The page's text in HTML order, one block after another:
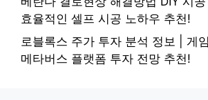
효율적인 셀프 시공 노하우 추천!
로블록스 주가 투자 분석 정보 | 게
메타버스 플랫폼 투자 전망 추천!